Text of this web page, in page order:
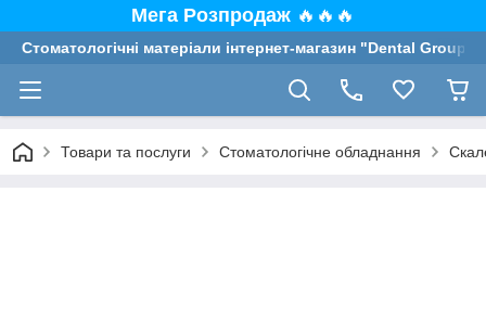
Мега Розпродаж 🔥🔥🔥
Стоматологічні матеріали інтернет-магазин "Dental Group"
Товари та послуги Стоматологічне обладнання